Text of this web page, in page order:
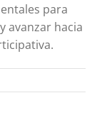
para
avanzar hacia